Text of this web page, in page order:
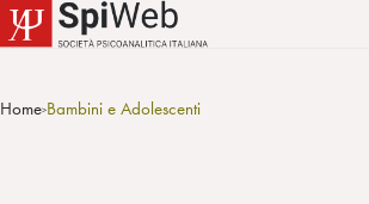
Home>Bambini e Adolescenti